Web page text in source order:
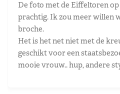
De foto met de Eiffeltoren
prachtig. Ik zou meer willen
broche.
Het is het net niet met de
geschikt voor een
mooie vrouw.. hup, andere